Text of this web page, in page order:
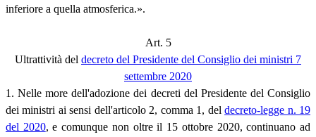
inferiore a quella atmosferica.».
Art. 5
Ultrattività del decreto del Presidente del Consiglio dei ministri 7
settembre 2020
1. Nelle more dell'adozione dei decreti del Presidente del Consiglio
dei ministri ai sensi dell'articolo 2, comma 1, deldecreto-legge n. 19
del 2020, e comunque non oltre il 15 ottobre 2020, continuano ad